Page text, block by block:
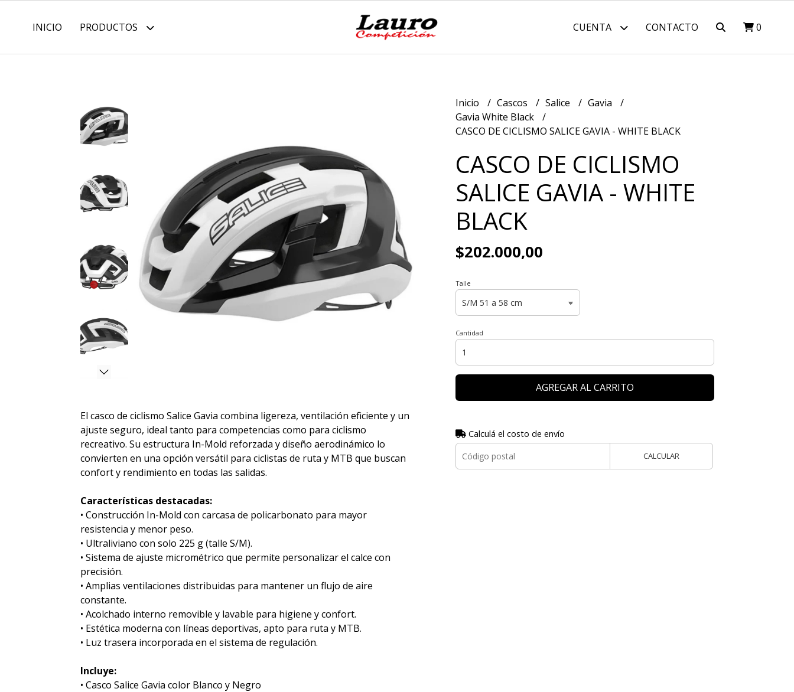
INICIO PRODUCTOS CUENTA CONTACTO 0
El casco de ciclismo Salice Gavia combina ligereza, ventilación eficiente y un
ajuste seguro, ideal tanto para competencias como para ciclismo
recreativo. Su estructura In-Mold reforzada y diseño aerodinámico lo
convierten en una opción versátil para ciclistas de ruta y MTB que buscan
confort y rendimiento en todas las salidas.
Características destacadas:
• Construcción In-Mold con carcasa de policarbonato para mayor
resistencia y menor peso.
• Ultraliviano con solo 225 g (talle S/M).
• Sistema de ajuste micrométrico que permite personalizar el calce con
precisión.
• Amplias ventilaciones distribuidas para mantener un flujo de aire
constante.
• Acolchado interno removible y lavable para higiene y confort.
• Estética moderna con líneas deportivas, apto para ruta y MTB.
• Luz trasera incorporada en el sistema de regulación.
Incluye:
• Casco Salice Gavia color Blanco y Negro
Inicio Cascos Salice
Gavia
Gavia White Black
CASCO DE CICLISMO SALICE GAVIA - WHITE BLACK
CASCO DE CICLISMO
SALICE GAVIA - WHITE
BLACK
$202.000,00
Talle
Cantidad
AGREGAR AL CARRITO
Calculá el costo de envío
CALCULAR